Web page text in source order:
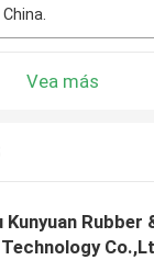
China.
Vea más
Kunyuan Rubber